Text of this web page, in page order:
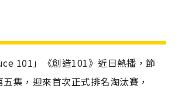
101」《創造101》近日熱播，節
集，迎來首次正式排名淘汰賽，